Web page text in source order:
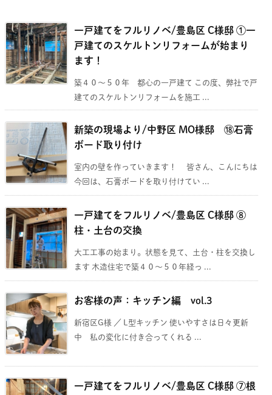
一戸建てをフルリノベ/豊島区 C様邸 ①一
戸建てのスケルトンリフォームが始まり
ます！
築４０～５０年 都心の一戸建て この度、弊社で戸
建てのスケルトンリフォームを施工 ...
新築の現場より/中野区 MO様邸 ⑱石膏
ボード取り付け
室内の壁を作っていきます！ 皆さん、こんにちは
今回は、石膏ボードを取り付けてい ...
一戸建てをフルリノベ/豊島区 C様邸 ⑧
柱・土台の交換
大工工事の始まり。状態を見て、土台・柱を交換し
ます 木造住宅で築４０～５０年経っ ...
お客様の声：キッチン編 vol.3
新宿区G様 ／ L型キッチン 使いやすさは日々更新
中 私の変化に付き合ってくれる ...
一戸建てをフルリノベ/豊島区 C様邸 ⑦根